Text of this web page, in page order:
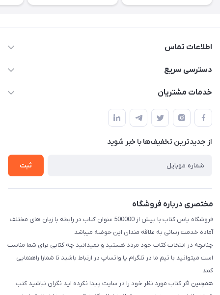
اطلاعات تماس
09371742423
طبقه بالای دنیای لبنیات (مراجعه حضوری فقط در صورت هماهنگی
قبلی با شماره ۰۹۳۷۱۷۴۲۴۲۳ امکان پذیر است)
دسترسی سریع
حساب کاربری
لیست محصولات
درباره ما
خدمات مشتریان
قوانین و مقررات
حریم خصوصی
راهنما
از جدید‌ترین تخفیف‌ها با‌ خبر شوید
ثبت
مختصری درباره فروشگاه
فروشگاه یاس کتاب با بیش از 500000 عنوان کتاب در رابطه با زبان های مختلف
آماده خدمت رسانی به علاقه مندان این حوضه میباشد
چنانچه در انتخاب کتاب خود مردد هستید و نمیدانید چه کتابی برای شما مناسب
است میتوانید با تیم ما در تلگرام یا واتساپ در ارتباط باشید تا شما‌را راهنمایی
کنند
همچنین اگر کتاب مورد نظر خود را در سایت پیدا نکرده اید نگران نباشید کتب